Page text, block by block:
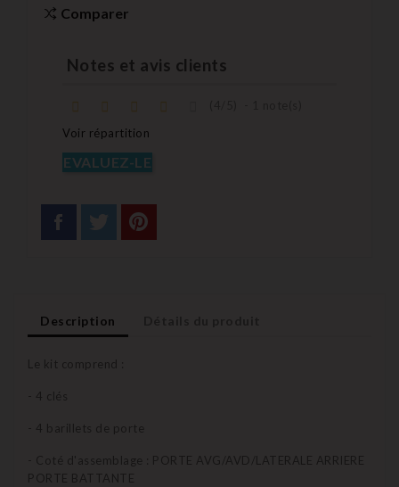
Comparer
Notes et avis clients
Voir répartition
EVALUEZ-LE
Description
Le kit comprend :
- 4 clés
- 4 barillets de porte
- Coté d'assemblage : PORTE AVG/AVD/LATERALE ARRIERE
PORTE BATTANTE